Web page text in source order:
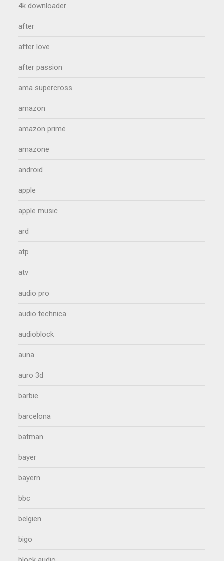
4k downloader
after
after love
after passion
ama supercross
amazon
amazon prime
amazone
android
apple
apple music
ard
atp
atv
audio pro
audio technica
audioblock
auna
auro 3d
barbie
barcelona
batman
bayer
bayern
bbc
belgien
bigo